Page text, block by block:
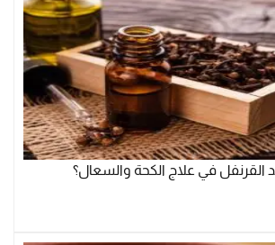
في علاج الكحة والسعال؟